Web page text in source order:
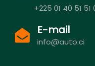
+225 01 40 51 51
E-mail
info@auto.ci